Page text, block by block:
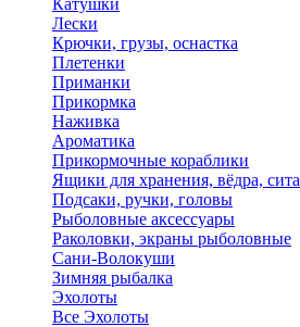
Катушки
Лески
Крючки, грузы, оснастка
Плетенки
Приманки
Прикормка
Наживка
Ароматика
Прикормочные кораблики
Ящики для хранения, вёдра, сита
Подсаки, ручки, головы
Рыболовные аксессуары
Раколовки, экраны рыболовные
Сани-Волокуши
Зимняя рыбалка
Эхолоты
Все Эхолоты